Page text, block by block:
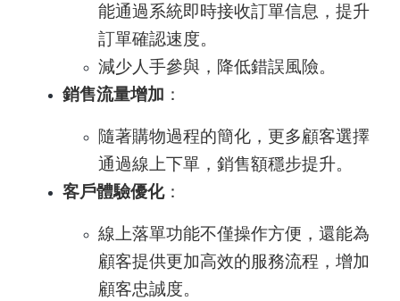
能通過系統即時接收訂單信息，提升
訂單確認速度。
減少人手參與，降低錯誤風險。
銷售流量增加 ：
隨著購物過程的簡化，更多顧客選擇
通過線上下單，銷售額穩步提升。
客戶體驗優化：
線上落單功能不僅操作方便，還能為
顧客提供更加高效的服務流程，增加
顧客忠誠度。